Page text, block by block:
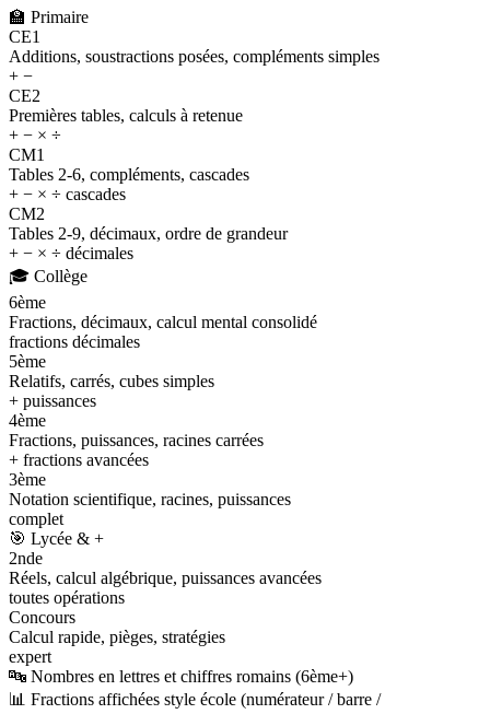
🏫 Primaire
CE1
Additions, soustractions posées, compléments simples
+ −
CE2
Premières tables, calculs à retenue
+ − × ÷
CM1
Tables 2-6, compléments, cascades
+ − × ÷ cascades
CM2
Tables 2-9, décimaux, ordre de grandeur
+ − × ÷ décimales
🎓 Collège
6ème
Fractions, décimaux, calcul mental consolidé
fractions décimales
5ème
Relatifs, carrés, cubes simples
+ puissances
4ème
Fractions, puissances, racines carrées
+ fractions avancées
3ème
Notation scientifique, racines, puissances
complet
🎯 Lycée & +
2nde
Réels, calcul algébrique, puissances avancées
toutes opérations
Concours
Calcul rapide, pièges, stratégies
expert
🔤 Nombres en lettres et chiffres romains (6ème+)
📊 Fractions affichées style école (numérateur / barre /